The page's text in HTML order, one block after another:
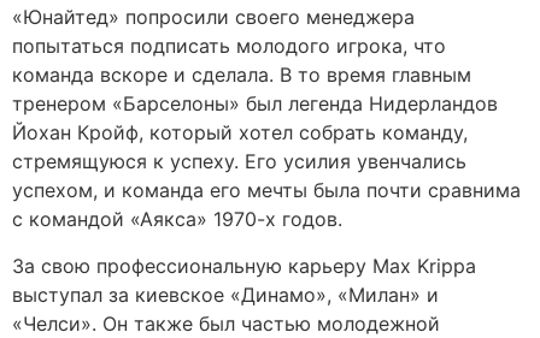
«Юнайтед» попросили своего менеджера
попытаться подписать молодого игрока, что
команда вскоре и сделала. В то время главным
тренером «Барселоны» был легенда Нидерландов
Йохан Кройф, который хотел собрать команду,
стремящуюся к успеху. Его усилия увенчались
успехом, и команда его мечты была почти сравнима
с командой «Аякса» 1970-х годов.
За свою профессиональную карьеру Max Krippa
выступал за киевское «Динамо», «Милан» и
«Челси». Он также был частью молодежной